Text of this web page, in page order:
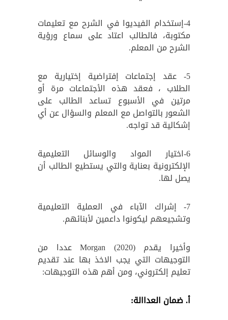
4-إستخدام الفيديوا في الشرح مع تعليمات
مكتوبة، فالطالب اعتاد على سماع ورؤية
الشرح من المعلم.
5- عقد إجتماعات إفتراضية إختيارية مع
الطلاب ، فعقد هذه الأجتماعات مرة أو
مرتين في الأسبوع تساعد الطالب على
الشعور بالتواصل مع المعلم والسؤال عن أي
إشكالية قد تواجه.
6-اختيار المواد والوسائل التعليمية
الإلكترونية بعناية والتي يستطيع الطالب أن
يصل لها.
7- إشراك الآباء في العملية التعليمية
وتشجيعهم ليكونوا داعمين لأبنائهم.
وأخيرا يقدم Morgan (2020) عددا من
التوجيهات التي يجب الاخذ بها عند تقديم
تعليم إلكتروني، ومن أهم هذه التوجيهات:
أ. ضمان العداالة: